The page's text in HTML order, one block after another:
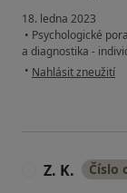
18. ledna 2023
• Psychologické
a diagnostika -
• podle názoru
Nahlásit zneužití
Z. K. Číslo